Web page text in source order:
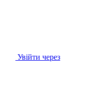
Увійти через